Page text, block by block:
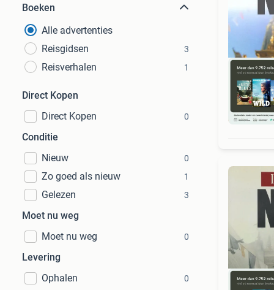
Boeken
Alle advertenties
Reisgidsen
3
Reisverhalen 1
Direct Kopen
Direct Kopen
0
Conditie
Nieuw
0
Zo goed als nieuw 1
Gelezen 3
Moet nu weg
Moet nu weg
0
Levering
Ophalen
0